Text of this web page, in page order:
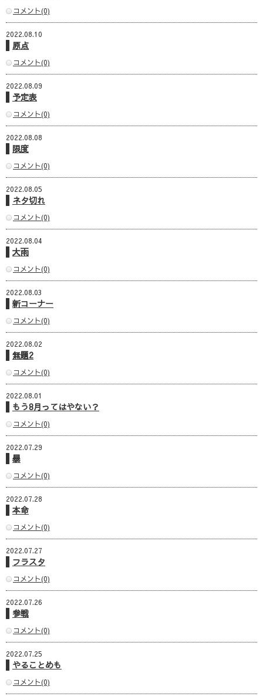
コメント(0)
2022.08.10
原点
コメント(0)
2022.08.09
予定表
コメント(0)
2022.08.08
限度
コメント(0)
2022.08.05
ネタ切れ
コメント(0)
2022.08.04
大雨
コメント(0)
2022.08.03
新コーナー
コメント(0)
2022.08.02
無題2
コメント(0)
2022.08.01
もう8月ってはやない？
コメント(0)
2022.07.29
暴
コメント(0)
2022.07.28
本命
コメント(0)
2022.07.27
フラスタ
コメント(0)
2022.07.26
参戦
コメント(0)
2022.07.25
やることめも
コメント(0)